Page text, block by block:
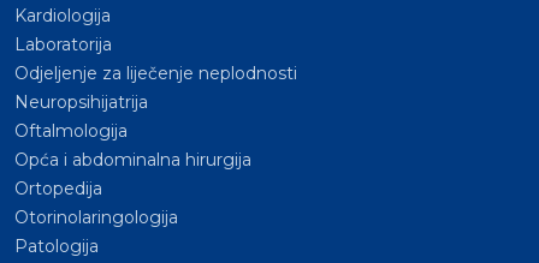
Kardiologija
Laboratorija
Odjeljenje za liječenje neplodnosti
Neuropsihijatrija
Oftalmologija
Opća i abdominalna hirurgija
Ortopedija
Otorinolaringologija
Patologija